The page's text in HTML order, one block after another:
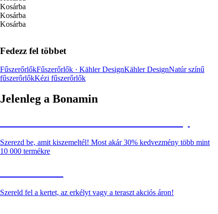
Kosárba
Kosárba
Kosárba
Fedezz fel többet
FűszerőrlőkFűszerőrlők · Kähler DesignKähler DesignNatúr színű
fűszerőrlőkKézi fűszerőrlők
Jelenleg a Bonamin
Szerezd be, amit kiszemeltél! Most akár 30% kedvezmény több mint
10 000 termékre
Szereld fel a kertet, az erkélyt vagy a teraszt akciós áron!